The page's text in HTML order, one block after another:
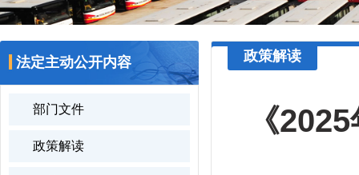
法定主动公开内容
部门文件
政策解读
政策解读
《